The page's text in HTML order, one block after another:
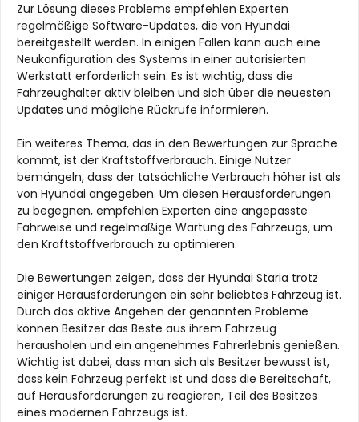
Zur Lösung dieses Problems empfehlen Experten
regelmäßige Software-Updates, die von Hyundai
bereitgestellt werden. In einigen Fällen kann auch eine
Neukonfiguration des Systems in einer autorisierten
Werkstatt erforderlich sein. Es ist wichtig, dass die
Fahrzeughalter aktiv bleiben und sich über die neuesten
Updates und mögliche Rückrufe informieren.
Ein weiteres Thema, das in den Bewertungen zur Sprache
kommt, ist der Kraftstoffverbrauch. Einige Nutzer
bemängeln, dass der tatsächliche Verbrauch höher ist als
von Hyundai angegeben. Um diesen Herausforderungen
zu begegnen, empfehlen Experten eine angepasste
Fahrweise und regelmäßige Wartung des Fahrzeugs, um
den Kraftstoffverbrauch zu optimieren.
Die Bewertungen zeigen, dass der Hyundai Staria trotz
einiger Herausforderungen ein sehr beliebtes Fahrzeug ist.
Durch das aktive Angehen der genannten Probleme
können Besitzer das Beste aus ihrem Fahrzeug
herausholen und ein angenehmes Fahrerlebnis genießen.
Wichtig ist dabei, dass man sich als Besitzer bewusst ist,
dass kein Fahrzeug perfekt ist und dass die Bereitschaft,
auf Herausforderungen zu reagieren, Teil des Besitzes
eines modernen Fahrzeugs ist.